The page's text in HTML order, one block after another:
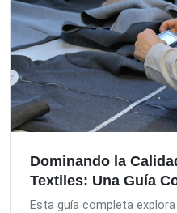
rápida y tecnología
personalizadas para
frescos.
Dominando la
Textiles: Una Guía
de Inspección en
Esta guía completa